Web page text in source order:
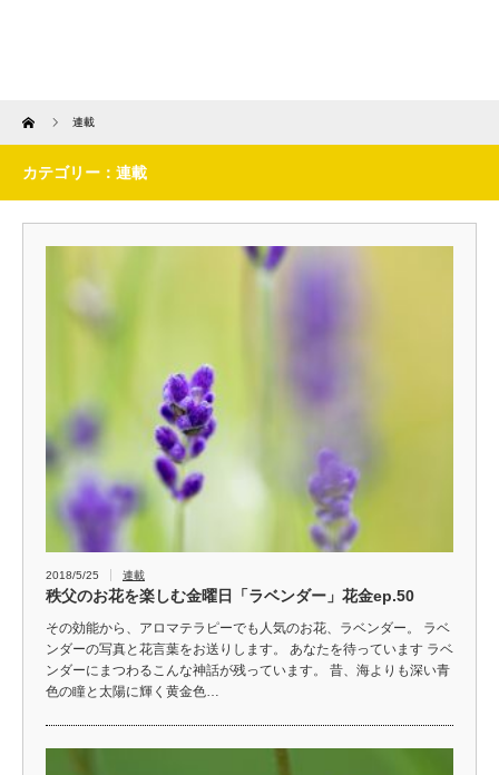
Home 連載
カテゴリー：連載
2018/5/25 連載
秩父のお花を楽しむ金曜日「ラベンダー」花金ep.50
その効能から、アロマテラピーでも人気のお花、ラベンダー。 ラベ
ンダーの写真と花言葉をお送りします。 あなたを待っています ラベ
ンダーにまつわるこんな神話が残っています。 昔、海よりも深い青
色の瞳と太陽に輝く黄金色…